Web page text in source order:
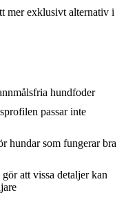
mer exklusivt alternativ i
hundfoder
passar inte
hundar som fungerar bra
att vissa detaljer kan